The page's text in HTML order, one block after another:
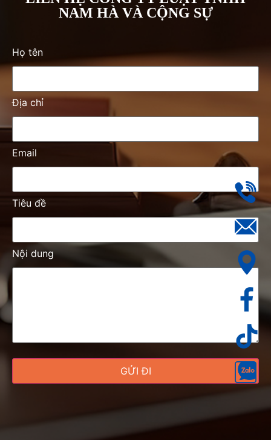
NAM HÀ VÀ CỘNG SỰ
Họ tên
Địa chỉ
Email
Tiêu đề
Nội dung